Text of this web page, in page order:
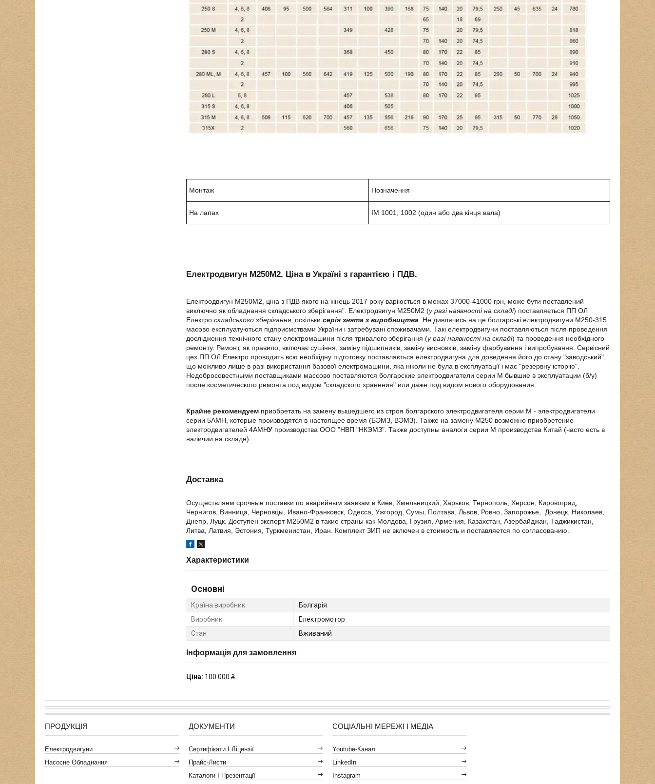
Монтаж Позначення
На лапах IM 1001, 1002 (один або два кінця вала)
Електродвигун М250М2. Ціна в Україні з гарантією і ПДВ.
Електродвигун М250М2, ціна з ПДВ якого на кінець 2017 року варіюється в межах 37000-41000 грн, може бути поставлений
виключно як обладнання складського зберігання". Електродвигун М250М2 (у разі наявності на складі) поставляється ПП ОЛ
Електро складського зберігання , оскільки серія знята з виробництва . Не дивлячись на це болгарські електродвигуни М250-315
масово експлуатуються підприємствами України і затребувані споживачами. Такі електродвигуни поставляються після проведення
дослідження технічного стану електромашини після тривалого зберігання (у разі наявності на складі) та проведення необхідного
ремонту. Ремонт, як правило, включає сушіння, заміну підшипників, заміну висновків, заміну фарбування і випробування. Сервісний
цех ПП ОЛ Електро проводить всю необхідну підготовку поставляється електродвигуна для доведення його до стану "заводський",
що можливо лише в разі використання базової електромашини, яка ніколи не була в експлуатації і має "резервну історію".
Недобросовестными поставщиками массово поставляются болгарские электродвигатели серии М бывшие в эксплуатации (б/у)
после косметического ремонта под видом "складского хранения" или даже под видом нового оборудования.
Крайне рекомендуем приобретать на замену вышедшего из строя болгарского электродвигателя серии М - электродвигатели
серии 5АМН, которые производятся в настоящее время (БЭМЗ, ВЭМЗ). Также на замену М250 возможно приобретение
электродвигателей 4АМНУ производства ООО "НВП "НКЭМЗ". Также доступны аналоги серии М производства Китай (часто есть в
наличии на складе).
Доставка
Осуществляем срочные поставки по аварийным заявкам в Киев, Хмельницкий, Харьков, Тернополь, Херсон, Кировоград,
Чернигов, Винница, Черновцы, Ивано-Франковск, Одесса, Ужгород, Сумы, Полтава, Львов, Ровно, Запорожье, Донецк, Николаев,
Днепр, Луцк. Доступен экспорт М250М2 в такие страны как Молдова, Грузия, Армения, Казахстан, Азербайджан, Таджикистан,
Литва, Латвия, Эстония, Туркменистан, Иран. Комплект ЗИП не включен в стоимость и поставляется по согласованию.
Характеристики
Основні
Країна виробник
Болгарія
Виробник
Електромотор
Стан
Вживаний
Інформація для замовлення
Ціна: 100 000 ₴
ПРОДУКЦІЯ
Електродвигуни
Насосне Обладнання
ДОКУМЕНТИ
Сертифікати І Ліцензії
Прайс-Листи
Каталоги І Презентації
СОЦІАЛЬНІ МЕРЕЖІ І МЕДІА
Youtube-Канал
LinkedIn
Instagram